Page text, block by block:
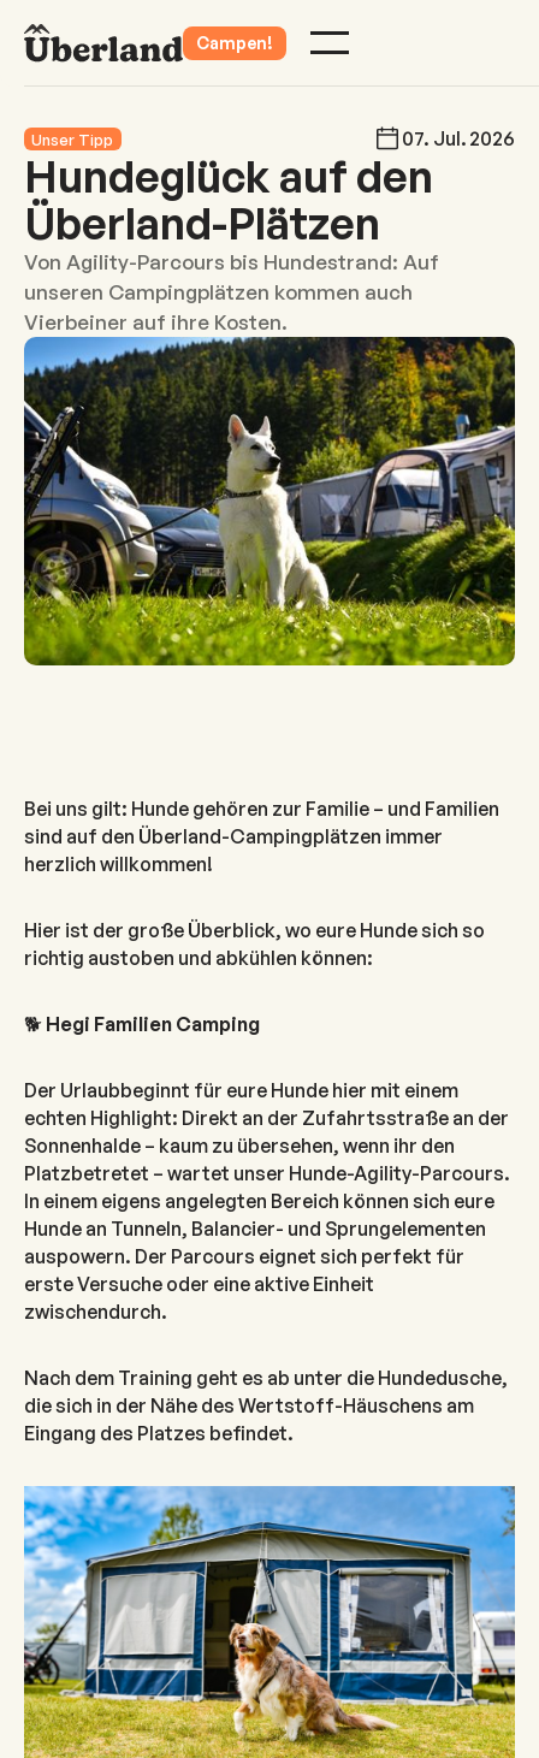
Campen!
Unser Tipp 07. Jul. 2026
Hundeglück auf den
Überland-Plätzen
Von Agility-Parcours bis Hundestrand: Auf
unseren Campingplätzen kommen auch
Vierbeiner auf ihre Kosten.
Bei uns gilt: Hunde gehören zur Familie – und Familien
sind auf den Überland-Campingplätzen immer
herzlich willkommen!
Hier ist der große Überblick, wo eure Hunde sich so
richtig austoben und abkühlen können:
🐕 Hegi Familien Camping
Der Urlaubbeginnt für eure Hunde hier mit einem
echten Highlight: Direkt an der Zufahrtsstraße an der
Sonnenhalde – kaum zu übersehen, wenn ihr den
Platzbetretet – wartet unser Hunde-Agility-Parcours.
In einem eigens angelegten Bereich können sich eure
Hunde an Tunneln, Balancier- und Sprungelementen
auspowern. Der Parcours eignet sich perfekt für
erste Versuche oder eine aktive Einheit
zwischendurch.
Nach dem Training geht es ab unter die Hundedusche,
die sich in der Nähe des Wertstoff-Häuschens am
Eingang des Platzes befindet.